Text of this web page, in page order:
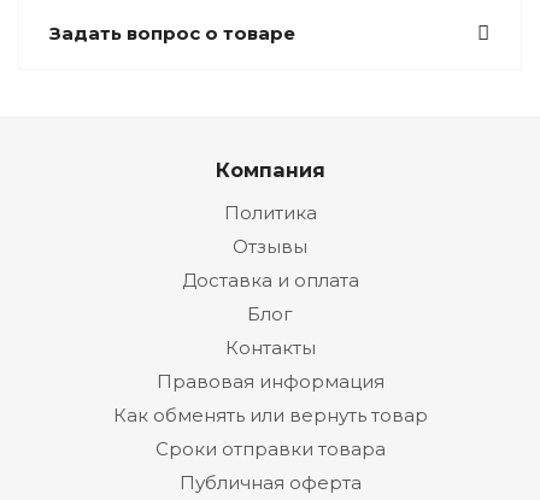
Задать вопрос о товаре
Компания
Политика
Отзывы
Доставка и оплата
Блог
Контакты
Правовая информация
Как обменять или вернуть товар
Сроки отправки товара
Публичная оферта